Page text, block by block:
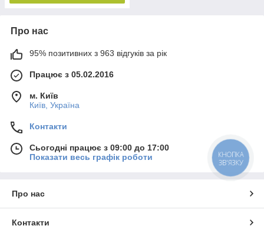
Про нас
95% позитивних з 963 відгуків за рік
Працює з 05.02.2016
м. Київ
Київ, Україна
Контакти
Сьогодні працює з 09:00 до 17:00
Показати весь графік роботи
Про нас
Контакти
КНОПКА
ЗВ'ЯЗКУ